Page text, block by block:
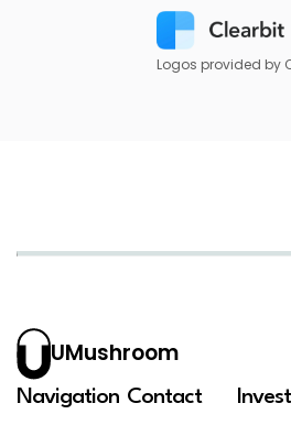
Logos provided by
UMushroom
Navigation Contact